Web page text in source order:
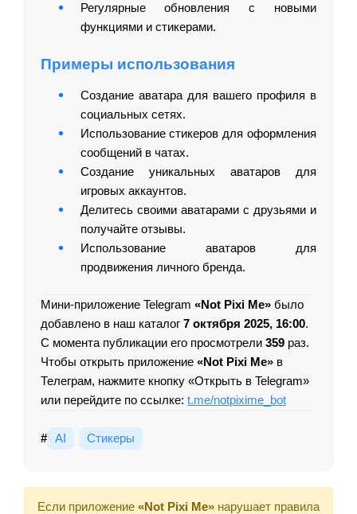
Регулярные обновления с новыми
функциями и стикерами.
Примеры использования
Создание аватара для вашего профиля в
социальных сетях.
Использование стикеров для оформления
сообщений в чатах.
Создание уникальных аватаров для
игровых аккаунтов.
Делитесь своими аватарами с друзьями и
получайте отзывы.
Использование аватаров для
продвижения личного бренда.
Мини-приложение Telegram «Not Pixi Me» было
добавлено в наш каталог 7 октября 2025, 16:00.
С момента публикации его просмотрели 359 раз.
Чтобы открыть приложение «Not Pixi Me» в
Телеграм, нажмите кнопку «Открыть в Telegram»
или перейдите по ссылке: t.me/notpixime_bot
# AI Стикеры
Если приложение «Not Pixi Me» нарушает правила